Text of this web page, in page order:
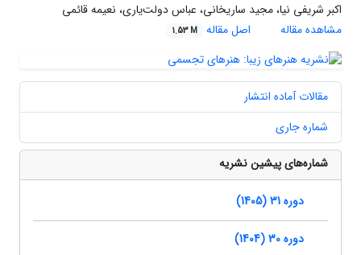
اکبر شریفی نیا، مجید ساریخانی، عباس دولت‌یاری، نعیمه قائمی
مشاهده مقاله
اصل مقاله 1.53 M
مقالات آماده انتشار
شماره جاری
شماره‌های پیشین نشریه
دوره 31 (1405)
دوره 30 (1404)